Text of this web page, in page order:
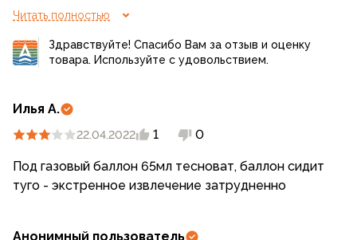
чехол сложно.
Читать полностью
Здравствуйте! Спасибо Вам за отзыв и оценку
товара. Используйте с удовольствием.
Илья А.
22.04.2022 1 0
Под газовый баллон 65мл тесноват, баллон сидит
туго - экстренное извлечение затрудненно
Анонимный пользователь